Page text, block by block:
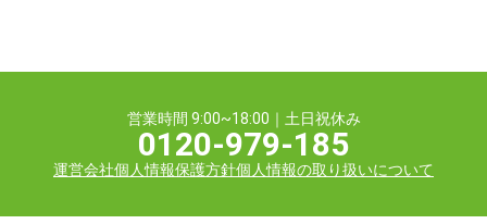
運営会社個人情報保護方針個人情報の取り扱いについて
0120-979-185
営業時間 9:00~18:00｜土日祝休み